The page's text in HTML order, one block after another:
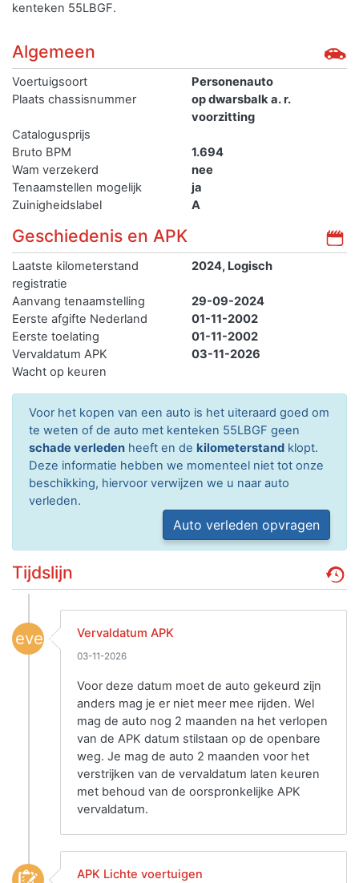
kenteken 55LBGF.
Algemeen
Voertuigsoort
Personenauto
Plaats chassisnummer
op dwarsbalk a. r.
voorzitting
Catalogusprijs
Bruto BPM
1.694
Wam verzekerd
nee
Tenaamstellen mogelijk
ja
Zuinigheidslabel
A
Geschiedenis en APK
Laatste kilometerstand
registratie
2024, Logisch
Aanvang tenaamstelling
29-09-2024
Eerste afgifte Nederland
01-11-2002
Eerste toelating
01-11-2002
Vervaldatum APK
03-11-2026
Wacht op keuren
Voor het kopen van een auto is het uiteraard goed om
te weten of de auto met kenteken 55LBGF geen
schade verleden heeft en de kilometerstand klopt.
Deze informatie hebben we momenteel niet tot onze
beschikking, hiervoor verwijzen we u naar auto
verleden.
Auto verleden opvragen
Tijdslijn
event Vervaldatum APK
03-11-2026
Voor deze datum moet de auto gekeurd zijn
anders mag je er niet meer mee rijden. Wel
mag de auto nog 2 maanden na het verlopen
van de APK datum stilstaan op de openbare
weg. Je mag de auto 2 maanden voor het
verstrijken van de vervaldatum laten keuren
met behoud van de oorspronkelijke APK
vervaldatum.
APK Lichte voertuigen